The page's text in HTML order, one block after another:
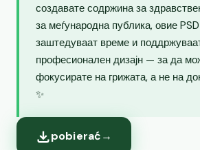
создавате содржина за
за меѓународна публика, овие
заштедуваат време и
професионален дизајн — за да
фокусирате на грижата, а не на
✨
pobierać→